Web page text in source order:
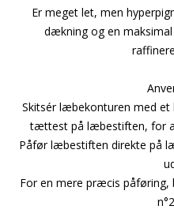
Er meget let, men
dækning og en
Skitsér læbekonturen med
tættest på læbestiften, for
Påfør læbestiften direkte på
For en mere præcis påføring,